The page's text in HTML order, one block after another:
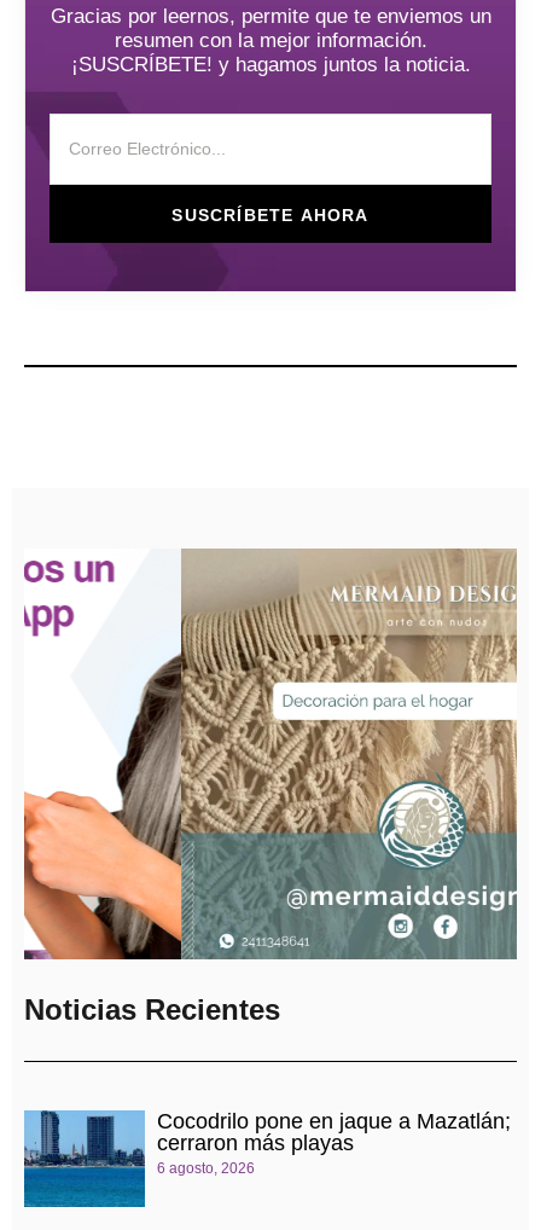
Gracias por leernos, permite que te enviemos un
resumen con la mejor información.
¡SUSCRÍBETE! y hagamos juntos la noticia.
SUSCRÍBETE AHORA
Noticias Recientes
Cocodrilo pone en jaque a Mazatlán;
cerraron más playas
6 agosto, 2026